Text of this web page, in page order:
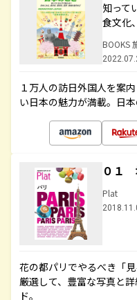
知って
食文化
BOOKS
１万人の訪日外国人を案
い日本の魅力が満載。日
０１
Plat
花の都パリでやるべき「
厳選して、豊富な写真と
ド。